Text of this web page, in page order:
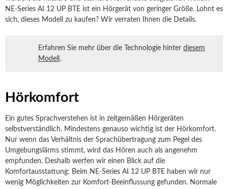
NE-Series AI 12 UP BTE ist ein Hörgerät von geringer Größe. Lohnt es
sich, dieses Modell zu kaufen? Wir verraten Ihnen die Details.
Erfahren Sie mehr über die Technologie hinter diesem
Modell .
Hörkomfort
Ein gutes Sprachverstehen ist in zeitgemäßen Hörgeräten
selbstverständlich. Mindestens genauso wichtig ist der Hörkomfort.
Nur wenn das Verhältnis der Sprachübertragung zum Pegel des
Umgebungslärms stimmt, wird das Hören auch als angenehm
empfunden. Deshalb werfen wir einen Blick auf die
Komfortausstattung: Beim NE-Series AI 12 UP BTE haben wir nur
wenig Möglichkeiten zur Komfort-Beeinflussung gefunden. Normale